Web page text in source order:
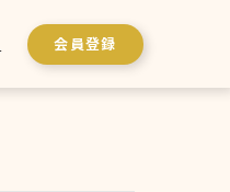
会員登録